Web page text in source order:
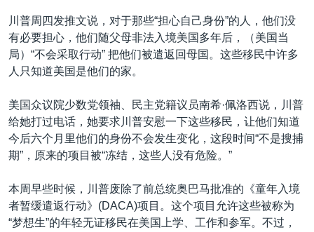
关注西藏
关注新疆
川普周四发推文说，对于那些“担心自己身份”的人，他们没
有必要担心，他们随父母非法入境美国多年后，（美国当
局）“不会采取行动” 把他们被遣返回母国。这些移民中许多
人只知道美国是他们的家。
美国众议院少数党领袖、民主党籍议员南希·佩洛西说，川普
给她打过电话，她要求川普安慰一下这些移民，让他们知道
今后六个月里他们的身份不会发生变化，这段时间“不是搜捕
期”，原来的项目被“冻结，这些人没有危险。”
本周早些时候，川普废除了前总统奥巴马批准的《童年入境
者暂缓遣返行动》(DACA)项目。这个项目允许这些被称为
“梦想生”的年轻无证移民在美国上学、工作和参军。不过，